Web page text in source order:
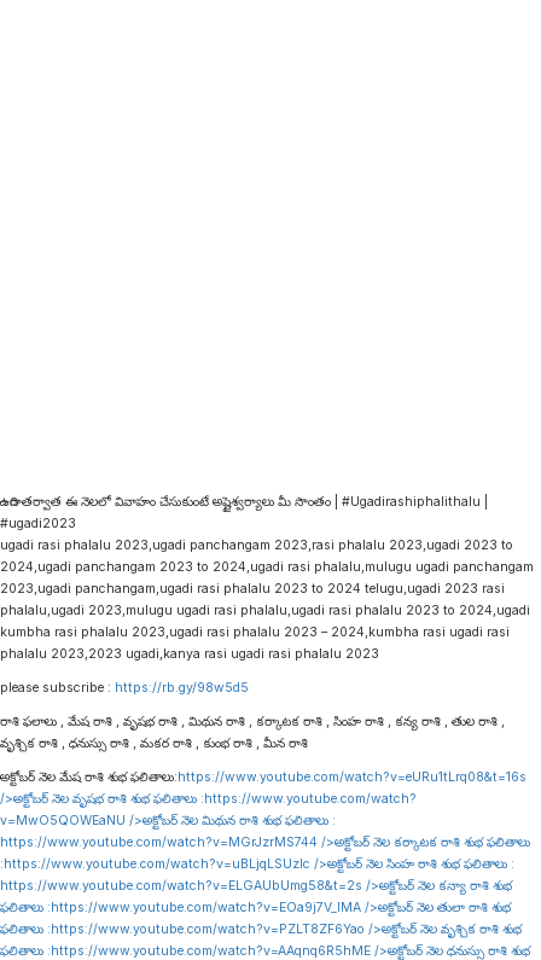
ఉగాది తర్వాత ఈ నెలలో వివాహం చేసుకుంటే అష్టైశ్వర్యాలు మీ సొంతం | #Ugadirashiphalithalu |
#ugadi2023
ugadi rasi phalalu 2023,ugadi panchangam 2023,rasi phalalu 2023,ugadi 2023 to
2024,ugadi panchangam 2023 to 2024,ugadi rasi phalalu,mulugu ugadi panchangam
2023,ugadi panchangam,ugadi rasi phalalu 2023 to 2024 telugu,ugadi 2023 rasi
phalalu,ugadi 2023,mulugu ugadi rasi phalalu,ugadi rasi phalalu 2023 to 2024,ugadi
kumbha rasi phalalu 2023,ugadi rasi phalalu 2023 – 2024,kumbha rasi ugadi rasi
phalalu 2023,2023 ugadi,kanya rasi ugadi rasi phalalu 2023
please subscribe : https://rb.gy/98w5d5
రాశి ఫలాలు , మేష రాశి , వృషభ రాశి , మిథున రాశి , కర్కాటక రాశి , సింహ రాశి , కన్య రాశి , తుల రాశి ,
వృశ్చిక రాశి , ధనుస్సు రాశి , మకర రాశి , కుంభ రాశి , మీన రాశి
అక్టోబర్ నెల మేష రాశి శుభ ఫలితాలు:https://www.youtube.com/watch?v=eURu1tLrq08&t=16s
/>అక్టోబర్ నెల వృషభ రాశి శుభ ఫలితాలు :https://www.youtube.com/watch?
v=MwO5QOWEaNU />అక్టోబర్ నెల మిథున రాశి శుభ ఫలితాలు :
https://www.youtube.com/watch?v=MGrJzrMS744 />అక్టోబర్ నెల కర్కాటక రాశి శుభ ఫలితాలు
:https://www.youtube.com/watch?v=uBLjqLSUzIc />అక్టోబర్ నెల సింహ రాశి శుభ ఫలితాలు :
https://www.youtube.com/watch?v=ELGAUbUmg58&t=2s />అక్టోబర్ నెల కన్యా రాశి శుభ
ఫలితాలు :https://www.youtube.com/watch?v=EOa9j7V_lMA />అక్టోబర్ నెల తులా రాశి శుభ
ఫలితాలు :https://www.youtube.com/watch?v=PZLT8ZF6Yao />అక్టోబర్ నెల వృశ్చిక రాశి శుభ
ఫలితాలు :https://www.youtube.com/watch?v=AAqnq6R5hME />అక్టోబర్ నెల ధనుస్సు రాశి శుభ